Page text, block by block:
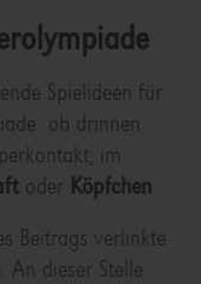
Spielideen für
ob drinnen
im
oder Köpfchen
Beitrags verlinkte
dieser Stelle